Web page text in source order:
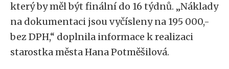
který by měl být finální do 16 týdnů. „Náklady
na dokumentaci jsou vyčísleny na 195 000,-
bez DPH,“ doplnila informace k realizaci
starostka města Hana Potměšilová.